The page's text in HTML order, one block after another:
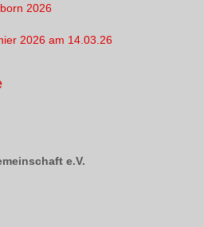
2026
2026 am 14.03.26
e.V.